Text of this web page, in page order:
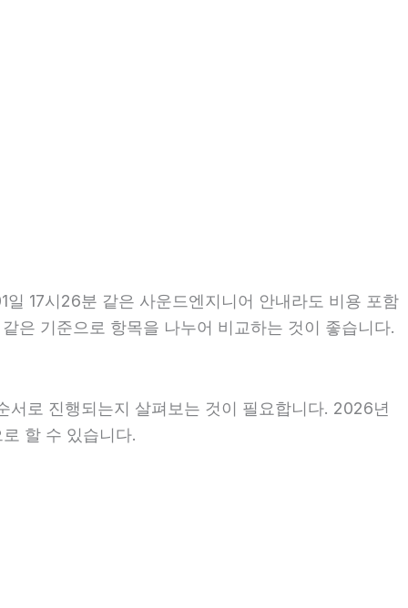
17시26분 같은 사운드엔지니어 안내라도 비용 포함
은 기준으로 항목을 나누어 비교하는 것이 좋습니다.
로 진행되는지 살펴보는 것이 필요합니다. 2026년
할 수 있습니다.